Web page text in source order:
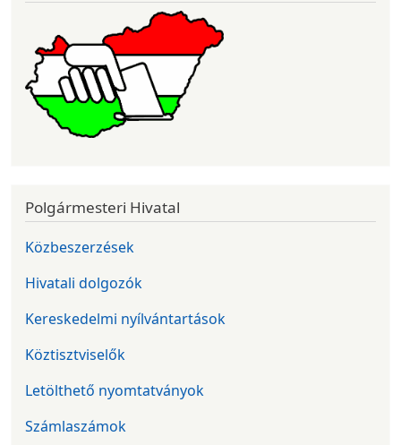
Polgármesteri Hivatal
Közbeszerzések
Hivatali dolgozók
Kereskedelmi nyílvántartások
Köztisztviselők
Letölthető nyomtatványok
Számlaszámok